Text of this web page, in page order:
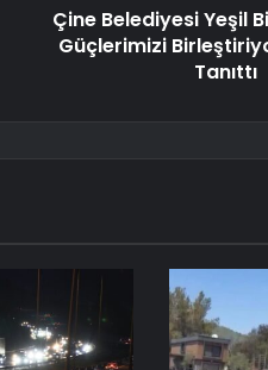
Çine Belediyesi Yeşil
Güçlerimizi
Tanıttı